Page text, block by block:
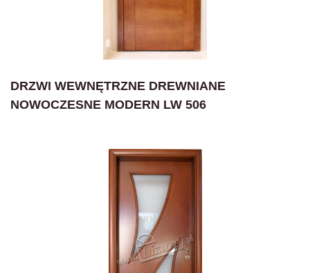
DRZWI WEWNĘTRZNE DREWNIANE
NOWOCZESNE MODERN LW 506